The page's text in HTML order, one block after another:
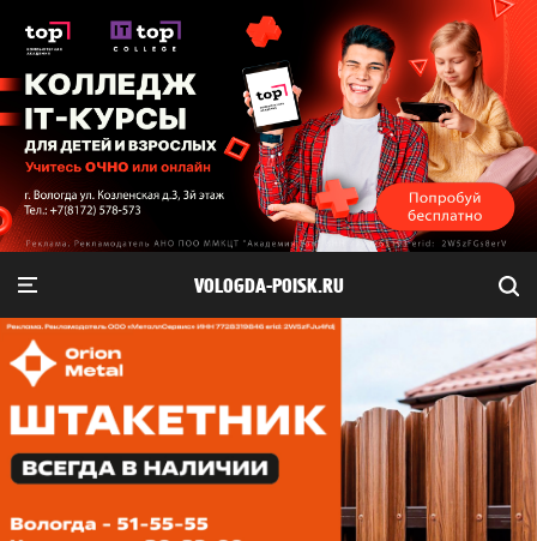
VOLOGDA-POISK.RU